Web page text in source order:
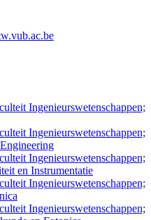
Ingenieurswetenschappen;
Ingenieurswetenschappen;
Ingenieurswetenschappen;
en Instrumentatie
Ingenieurswetenschappen;
Ingenieurswetenschappen;